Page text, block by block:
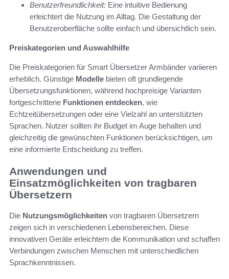
Benutzerfreundlichkeit: Eine intuitive Bedienung
erleichtert die Nutzung im Alltag. Die Gestaltung der
Benutzeroberfläche sollte einfach und übersichtlich sein.
Preiskategorien und Auswahlhilfe
Die Preiskategorien für Smart Übersetzer Armbänder variieren
erheblich. Günstige Modelle bieten oft grundlegende
Übersetzungsfunktionen, während hochpreisige Varianten
fortgeschrittene Funktionen entdecken, wie
Echtzeitübersetzungen oder eine Vielzahl an unterstützten
Sprachen. Nutzer sollten ihr Budget im Auge behalten und
gleichzeitig die gewünschten Funktionen berücksichtigen, um
eine informierte Entscheidung zu treffen.
Anwendungen und
Einsatzmöglichkeiten von tragbaren
Übersetzern
Die Nutzungsmöglichkeiten von tragbaren Übersetzern
zeigen sich in verschiedenen Lebensbereichen. Diese
innovativen Geräte erleichtern die Kommunikation und schaffen
Verbindungen zwischen Menschen mit unterschiedlichen
Sprachkenntnissen.